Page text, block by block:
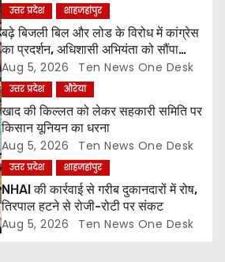
उत्तर प्रदेश शाहजहांपुर
बढ़े बिजली बिल और लोड के विरोध में कांग्रेस
का प्रदर्शन, अधिशासी अभियंता को सौंपा
ज्ञापन
Aug 5, 2026 Ten News One Desk
उत्तर प्रदेश औरेया
खाद की किल्लत को लेकर सहकारी समिति पर
किसान यूनियन का धरना
Aug 5, 2026 Ten News One Desk
उत्तर प्रदेश शाहजहांपुर
NHAI की कार्रवाई से गरीब दुकानदारों में रोष,
तिरपाल हटने से रोजी-रोटी पर संकट
Aug 5, 2026 Ten News One Desk